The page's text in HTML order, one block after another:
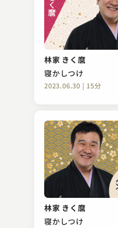
林家 きく麿
寝かしつけ
2023.06.30 | 15分
林家 きく麿
寝かしつけ
柳亭 こみち
洒落番頭 ー女中編ー
2024.08.25 | 15分
春風亭 いっ休
桃太郎
2023.12.01 | 16分